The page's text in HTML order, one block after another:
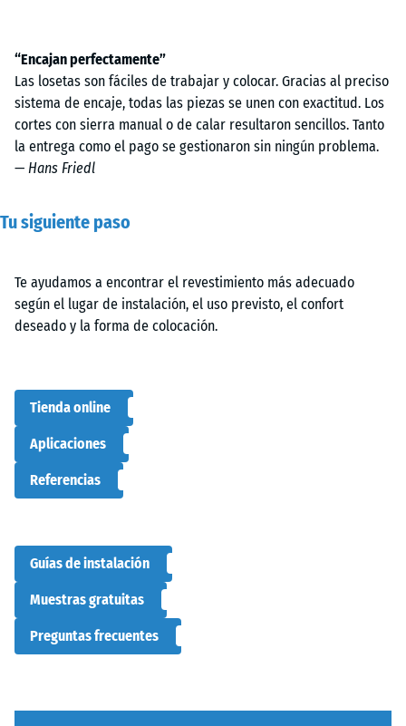
“Encajan perfectamente”
Las losetas son fáciles de trabajar y colocar. Gracias al preciso
sistema de encaje, todas las piezas se unen con exactitud. Los
cortes con sierra manual o de calar resultaron sencillos. Tanto
la entrega como el pago se gestionaron sin ningún problema.
— Hans Friedl
Tu siguiente paso
Te ayudamos a encontrar el revestimiento más adecuado
según el lugar de instalación, el uso previsto, el confort
deseado y la forma de colocación.
Tienda online
Aplicaciones
Referencias
Guías de instalación
Muestras gratuitas
Preguntas frecuentes